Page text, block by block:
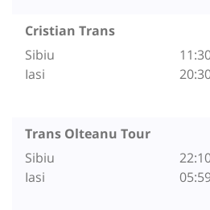
Cristian Trans
Sibiu
Iasi
Trans Olteanu Tour
Sibiu
Iasi